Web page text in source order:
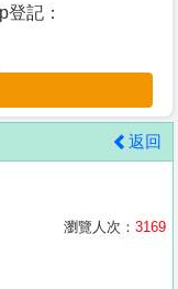
記：
返回
瀏覽人次： 3169